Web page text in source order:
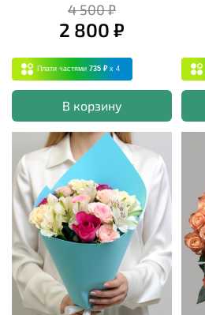
4 500 ₽
2 800 ₽
Плати частями 735 ₽ x 4
В корзину